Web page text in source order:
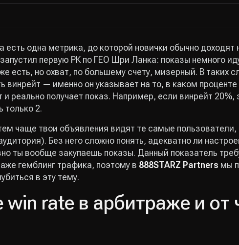
есть одна метрика, до которой новички обычно доходят
первую РК по ГЕО Шри Ланка: показы немного
есть, но охват, по большему счету, мизерный. В таких
винрейт — именно он указывает на то, в каком проценте
реально получает показ. Например, если винрейт 20%,
только 2.
чаще твои объявления видят те самые пользователи,
Без него сложно понять, адекватно ли
ты вообще закупаешь показы. Данный показатель
гемблинг трафика, поэтому в 888STARZ Partners мы
в эту тему.
win rate в арбитраже и от